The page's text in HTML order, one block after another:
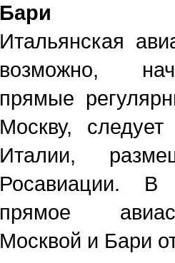
Бари
Итальянская
возможно,
прямые
Москву,
Италии,
Росавиации. В
прямое
Москвой и Бари